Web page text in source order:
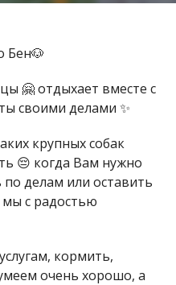
Бен🐶
🤗 отдыхает вместе с
своими делами ✨
крупных собак
😔 когда Вам нужно
по делам или оставить
мы с радостью
кормить,
очень хорошо, а